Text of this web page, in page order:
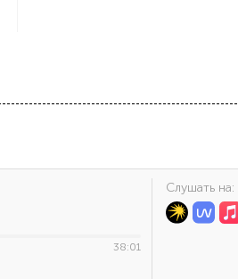
38:01
Cлушать на: